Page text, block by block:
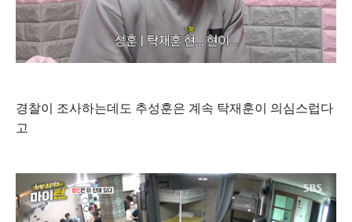
경찰이 조사하는데도 추성훈은 계속 탁재훈이 의심스럽다
고